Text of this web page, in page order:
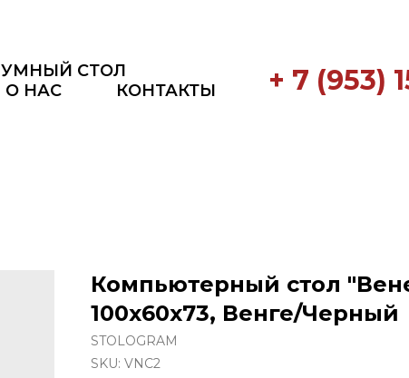
УМНЫЙ СТОЛ
О НАС КОНТАКТЫ + 7 (953)
Компьютерный стол
100x60x73, Венге/Черный
STOLOGRAM
SKU: VNC2